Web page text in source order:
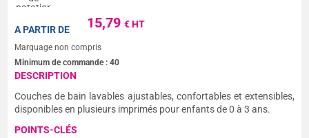
15,79€ HT
A PARTIR DE
Marquage non compris
Minimum de commande :40
DESCRIPTION
Couches de bain lavables ajustables, confortables et extensibles,
disponibles en plusieurs imprimés pour enfants de 0 à 3 ans.
POINTS-CLÉS